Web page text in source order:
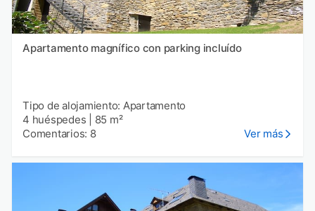
Apartamento magnífico con parking incluído
Tipo de alojamiento: Apartamento
4 huéspedes
85 m²
Comentarios: 8
Ver más